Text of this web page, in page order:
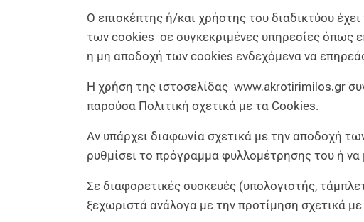
Ο επισκέπτης ή/και χρήστης του διαδικτύου
των cookies σε συγκεκριμένες υπηρεσίες όπως
η μη αποδοχή των cookies ενδεχόμενα να
Η χρήση της ιστοσελίδας www.akrotirimilos.gr
παρούσα Πολιτική σχετικά με τα Cookies.
Αν υπάρχει διαφωνία σχετικά με την αποδοχή
ρυθμίσει το πρόγραμμα φυλλομέτρησης του ή να
Σε διαφορετικές συσκευές (υπολογιστής,
ξεχωριστά ανάλογα με την προτίμηση σχετικά